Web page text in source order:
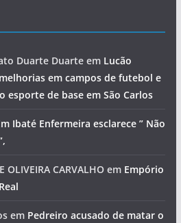
Duarte Duarteem Lucão
em campos de futebol e
esporte de base em São Carlos
Ibaté Enfermeira esclarece ” Não
OLIVEIRA CARVALHOem Empório
em Pedreiro acusado de matar o